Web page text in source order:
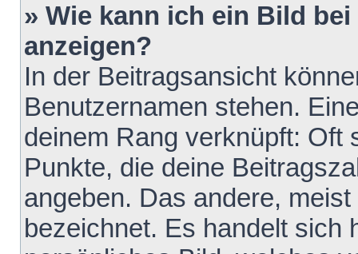
» Wie kann ich ein Bild
anzeigen?
In der Beitragsansicht
Benutzernamen stehen.
deinem Rang verknüpft: Oft
Punkte, die deine
angeben. Das andere,
bezeichnet. Es handelt sich